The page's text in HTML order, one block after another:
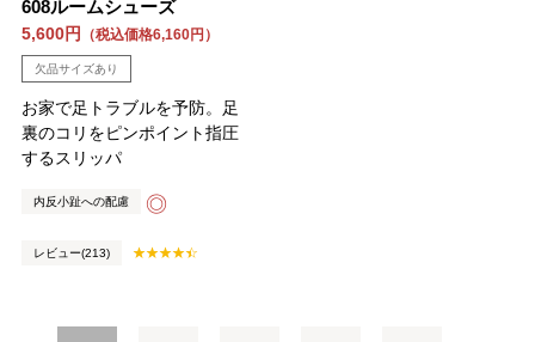
608ルームシューズ
5,600円 （税込価格6,160円）
欠品サイズあり
お家で足トラブルを予防。足
裏のコリをピンポイント指圧
するスリッパ
内反小趾への配慮 ◎
レビュー(213)